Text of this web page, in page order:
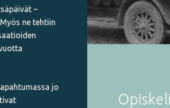
–
ne tehtiin
jo